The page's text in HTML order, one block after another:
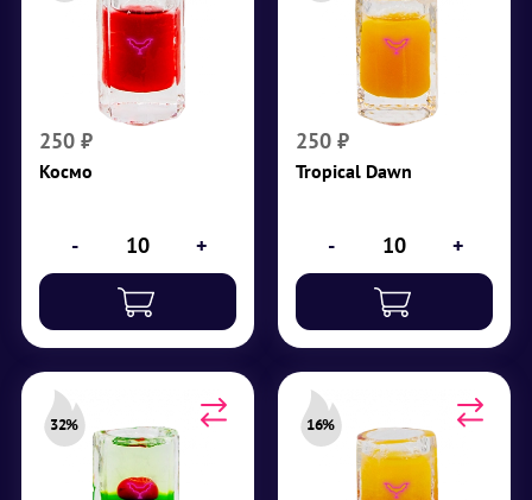
250 ₽
Космо
- +
Космо
Крепость 14,5%
Ледяной шот, водка,
клюквенный морс,
апельсиновый ликер,
250 ₽
Tropical Dawn
- +
Tropical Dawn
Крепость 14,6%
Ледяной шот,
кокосовый ликер, сок
манго, белый вермут
32%
Нагасаки
Крепость 32%
16%
Восход солнца
Крепость 16%